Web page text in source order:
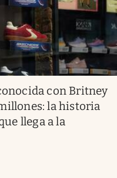
con Britney
la historia
llega a la